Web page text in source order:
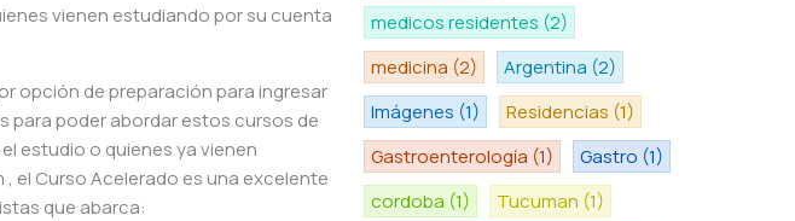
vienen estudiando por su cuenta
opción de preparación para ingresar
para poder abordar estos cursos de
estudio o quienes ya vienen
el Curso Acelerado es una excelente
que abarca:
medicos residentes (2)
medicina (2) Argentina (2)
Imágenes (1) Residencias (1)
Gastroenterología (1) Gastro (1)
cordoba (1) Tucuman (1)